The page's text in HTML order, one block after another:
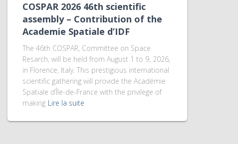
COSPAR 2026 46th scientific
assembly – Contribution of the
Academie Spatiale d’IDF
The 46th COSPAR, Committee on Space
Resarch, will be held from August 1 to 9, 2026,
in Florence, Italy. This prestigious international
scientific gathering will provide the Académie
Spatiale d’Île-de-France with the privilege of
making Lire la suite